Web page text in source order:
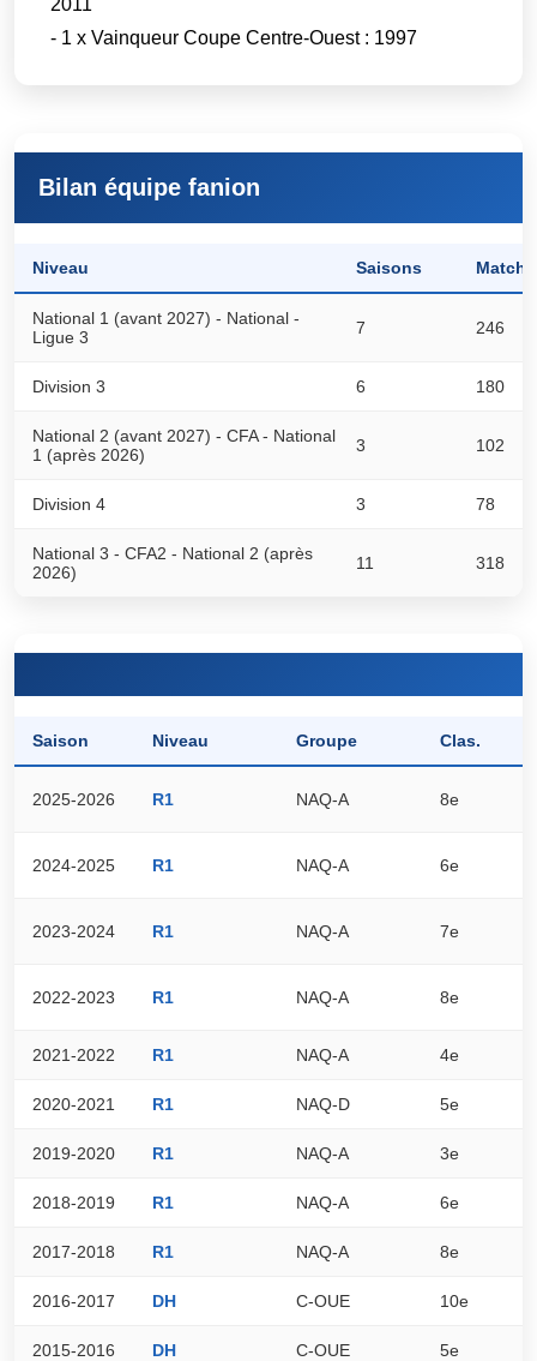
- 1 x Vainqueur Coupe Centre-Ouest : 1997
Bilan équipe fanion
Niveau Saisons Matchs
National 1 (avant 2027) - National -
Ligue 3
7 246
Division 3 6 180
National 2 (avant 2027) - CFA - National
1 (après 2026)
3 102
Division 4 3 78
National 3 - CFA2 - National 2 (après
2026)
11 318
Saison Niveau Groupe Clas.
2025-2026 R1 NAQ-A 8e
2024-2025 R1 NAQ-A 6e
2023-2024 R1 NAQ-A 7e
2022-2023 R1 NAQ-A 8e
2021-2022 R1 NAQ-A 4e
2020-2021 R1 NAQ-D 5e
2019-2020 R1 NAQ-A 3e
2018-2019 R1 NAQ-A 6e
2017-2018 R1 NAQ-A 8e
2016-2017 DH C-OUE 10e
2015-2016 DH C-OUE 5e